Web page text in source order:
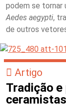
podem se tornar
Aedes aegypti,
de outros
Artigo
Tradição
ceramistas